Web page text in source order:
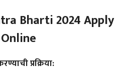
Bharti 2024 Apply
Online
प्रक्रिया: